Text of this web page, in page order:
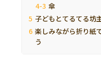
傘
子どもとてるてる坊
楽しみながら折り紙
う